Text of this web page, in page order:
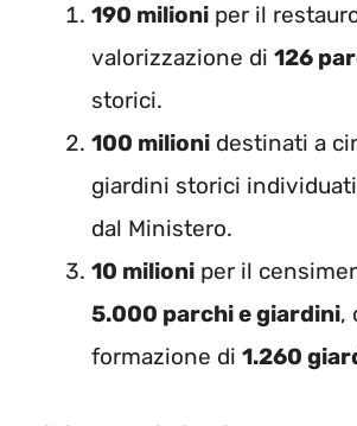
190 milioni per il
valorizzazione di 126
storici.
100 milioni destinati a
giardini storici
dal Ministero.
10 milioni per il
5.000 parchi e giardini,
formazione di 1.260